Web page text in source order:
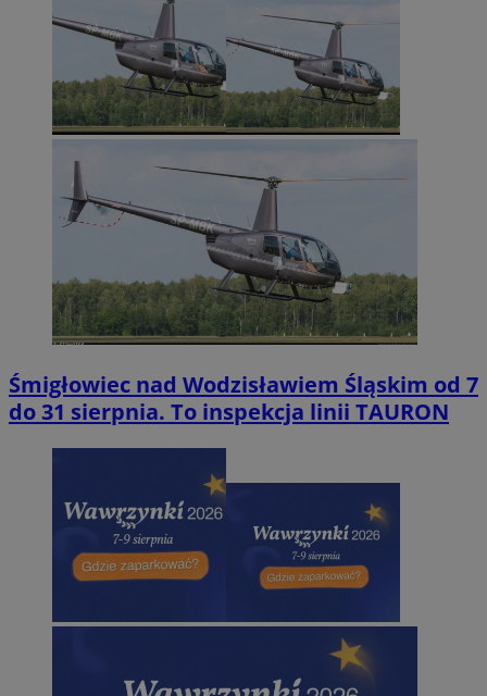
Śmigłowiec nad Wodzisławiem Śląskim od 7
do 31 sierpnia. To inspekcja linii TAURON